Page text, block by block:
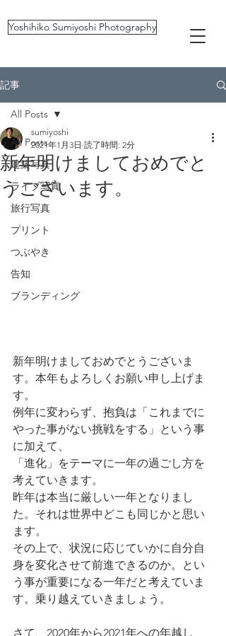
Yoshihiko Sumiyoshi Photography
記事
All Posts
建築写真
ライブ写真
旅行写真
プリント
つぶやき
告知
ブランディング
All Posts
新年明けましておめでと
うございます。
sumiyoshi
2021年1月3日 読了時間: 2分
新年明けましておめでとうございま
す。本年もよろしくお願い申し上げま
す。
例年に変わらず、抱負は「これまでに
やった事がない挑戦をする」という事
に加えて、
「進化」をテーマに一年の過ごし方を
考えていきます。
昨年は本当に厳しい一年となりまし
た。それは世界中どこも同じかと思い
ます。
その上で、状況に応じていかに自分自
身を変化させて前進できるのか。とい
う事が重要になる一年だと考えていま
す。乗り越えていきましょう。
さて、2020年から2021年への年越し